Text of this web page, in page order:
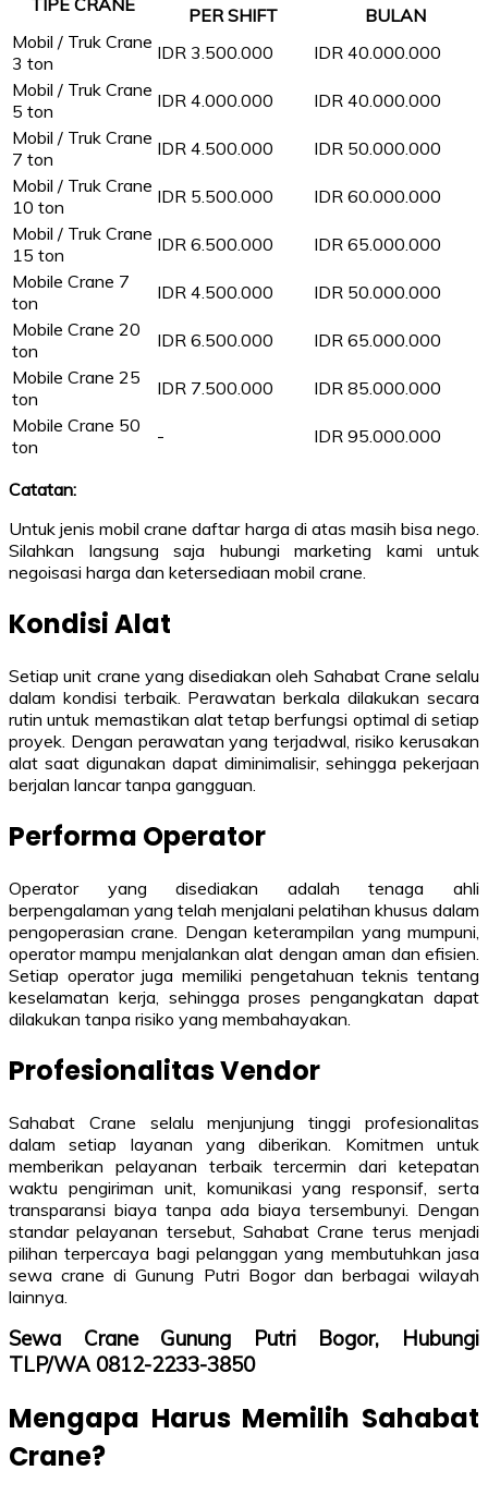
TIPE CRANE
PER SHIFT
BULAN
Mobil / Truk Crane
3 ton
IDR 3.500.000
IDR 40.000.000
Mobil / Truk Crane
5 ton
IDR 4.000.000
IDR 40.000.000
Mobil / Truk Crane
7 ton
IDR 4.500.000
IDR 50.000.000
Mobil / Truk Crane
10 ton
IDR 5.500.000
IDR 60.000.000
Mobil / Truk Crane
15 ton
IDR 6.500.000
IDR 65.000.000
Mobile Crane 7
ton
IDR 4.500.000
IDR 50.000.000
Mobile Crane 20
ton
IDR 6.500.000
IDR 65.000.000
Mobile Crane 25
ton
IDR 7.500.000
IDR 85.000.000
Mobile Crane 50
ton
- IDR 95.000.000
Catatan:
Untuk jenis mobil crane daftar harga di atas masih bisa nego.
Silahkan langsung saja hubungi marketing kami untuk
negoisasi harga dan ketersediaan mobil crane.
Kondisi Alat
Setiap unit crane yang disediakan oleh Sahabat Crane selalu
dalam kondisi terbaik. Perawatan berkala dilakukan secara
rutin untuk memastikan alat tetap berfungsi optimal di setiap
proyek. Dengan perawatan yang terjadwal, risiko kerusakan
alat saat digunakan dapat diminimalisir, sehingga pekerjaan
berjalan lancar tanpa gangguan.
Performa Operator
Operator yang disediakan adalah tenaga ahli
berpengalaman yang telah menjalani pelatihan khusus dalam
pengoperasian crane. Dengan keterampilan yang mumpuni,
operator mampu menjalankan alat dengan aman dan efisien.
Setiap operator juga memiliki pengetahuan teknis tentang
keselamatan kerja, sehingga proses pengangkatan dapat
dilakukan tanpa risiko yang membahayakan.
Profesionalitas Vendor
Sahabat Crane selalu menjunjung tinggi profesionalitas
dalam setiap layanan yang diberikan. Komitmen untuk
memberikan pelayanan terbaik tercermin dari ketepatan
waktu pengiriman unit, komunikasi yang responsif, serta
transparansi biaya tanpa ada biaya tersembunyi. Dengan
standar pelayanan tersebut, Sahabat Crane terus menjadi
pilihan terpercaya bagi pelanggan yang membutuhkan jasa
sewa crane di Gunung Putri Bogor dan berbagai wilayah
lainnya.
Sewa Crane Gunung Putri Bogor, Hubungi
TLP/WA 0812-2233-3850
Mengapa Harus Memilih Sahabat
Crane?